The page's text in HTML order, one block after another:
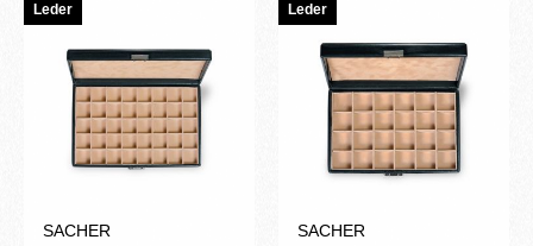
Leder
SACHER
Leder
SACHER